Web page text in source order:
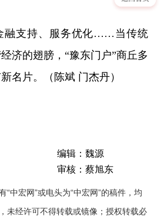
融支持、服务优化……当传统
济的翅膀，“豫东门户”商丘多
名片。（陈斌 门杰丹）
编辑：魏源
审核：蔡旭东
“中宏网”或电头为“中宏网”的稿件，均
未经许可不得转载或镜像；授权转载必